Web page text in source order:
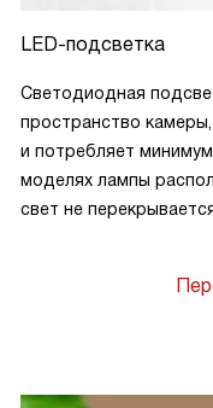
LED-подсветка
Светодиодная
пространство
и потребляет
моделях лампы
свет не